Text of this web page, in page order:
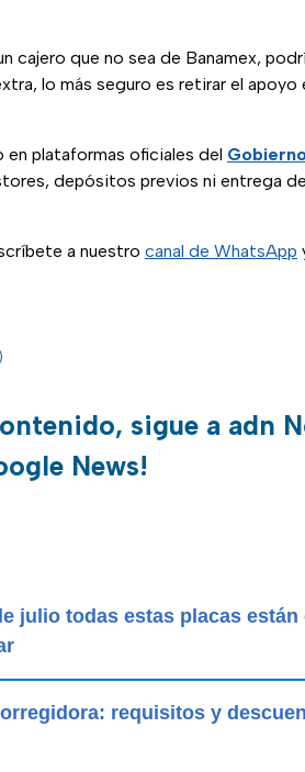
cajero que no sea de Banamex,
lo más seguro es retirar el apoyo
plataformas oficiales del
depósitos previos ni entrega
a nuestro canal de WhatsApp
sigue a adn
News!
julio todas estas placas están
requisitos y